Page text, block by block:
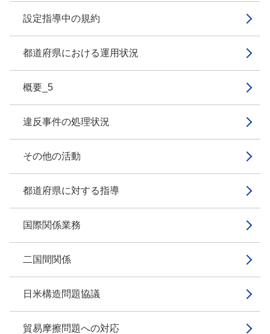
設定指導中の規約
都道府県における運用状況
概要_5
違反事件の処理状況
その他の活動
都道府県に対する指導
国際関係業務
二国間関係
日米構造問題協議
貿易摩擦問題への対応